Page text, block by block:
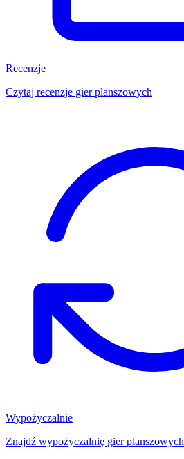
Recenzje
Czytaj recenzje gier planszowych
Wypożyczalnie
Znajdź wypożyczalnię gier planszowych